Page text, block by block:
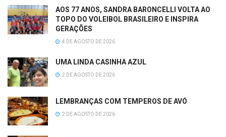
AOS 77 ANOS, SANDRA BARONCELLI VOLTA AO
TOPO DO VOLEIBOL BRASILEIRO E INSPIRA
GERAÇÕES
4 DE AGOSTO DE 2026
UMA LINDA CASINHA AZUL
2 DE AGOSTO DE 2026
LEMBRANÇAS COM TEMPEROS DE AVÓ
2 DE AGOSTO DE 2026